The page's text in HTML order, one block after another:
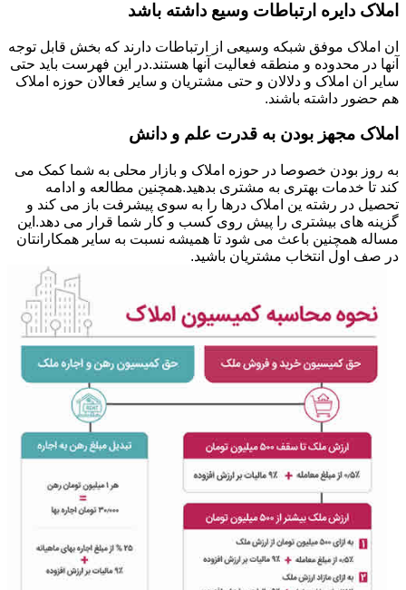
املاک دایره ارتباطات وسیع داشته باشد
ان املاک موفق شبکه وسیعی از ارتباطات دارند که بخش قابل توجه
آنها در محدوده و منطقه فعالیت آنها هستند.در این فهرست باید حتی
سایر ان املاک و دلالان و حتی مشتریان و سایر فعالان حوزه املاک
هم حضور داشته باشند.
املاک مجهز بودن به قدرت علم و دانش
به روز بودن خصوصا در حوزه املاک و بازار محلی به شما کمک می
کند تا خدمات بهتری به مشتری بدهید.همچنین مطالعه و ادامه
تحصیل در رشته ین املاک درها را به سوی پیشرفت باز می کند و
گزینه های بیشتری را پیش روی کسب و کار شما قرار می دهد.این
مساله همچنین باعث می شود تا همیشه نسبت به سایر همکارانتان
در صف اول انتخاب مشتریان باشید.